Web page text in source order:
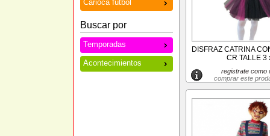
Carioca futbol
Buscar por
Temporadas
Acontecimientos
DISFRAZ CATRINA
CR TALLE 3
registrate como
comprar este